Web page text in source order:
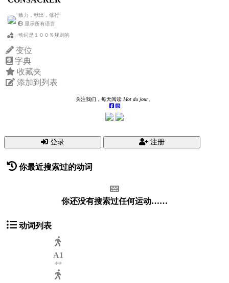
致力，献出，修行
显示所有语言
动词是１００％规则的
变位
字典
收藏夹
添加到列表
关注我们，每天阅读 Mot du jour
登录 注册
你最近搜索过的动词
你还没有搜索过任何运动……
动词列表
A1
小学